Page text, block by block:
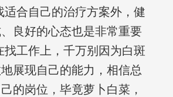
适合自己的治疗方案外，健
良好的心态也是非常重要
找工作上，千万别因为白斑
展现自己的能力，相信总
的岗位，毕竟萝卜白菜，